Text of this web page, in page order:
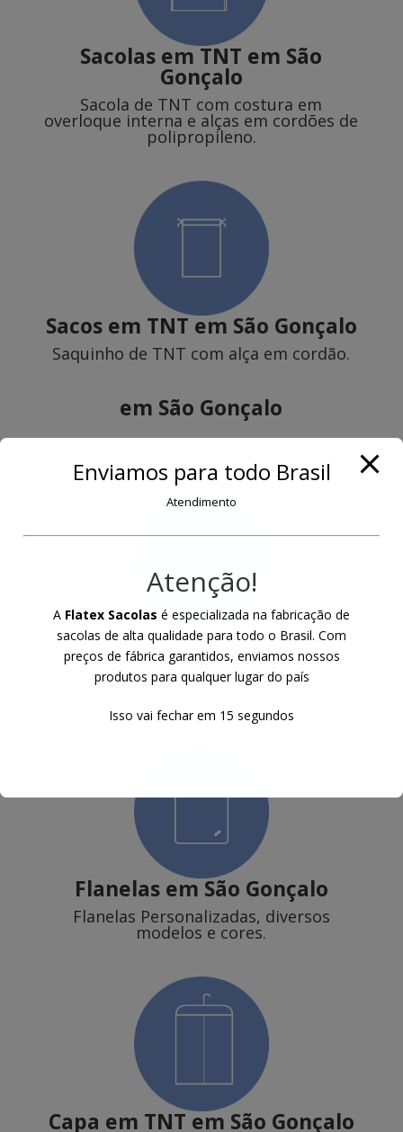
Sacolas em TNT em São
Gonçalo
Sacola de TNT com costura em
overloque interna e alças em cordões de
polipropileno.
Sacos em TNTem São Gonçalo
Saquinho de TNT com alça em cordão.
em São Gonçalo
Sacochilas de TNTem São
Gonçalo
Mochilas de TNT com alça em cordão de
Flanelas em São Gonçalo
Flanelas Personalizadas, diversos
modelos e cores.
Capa em TNT em São Gonçalo
Enviamos para todo Brasil
Atendimento
Atenção!
A Flatex Sacolas é especializada na fabricação de
sacolas de alta qualidade para todo o Brasil. Com
preços de fábrica garantidos, enviamos nossos
produtos para qualquer lugar do país
Isso vai fechar em 14 segundos